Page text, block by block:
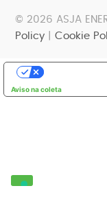
© 2026 ASJA
Policy |Cookie
Aviso na coleta